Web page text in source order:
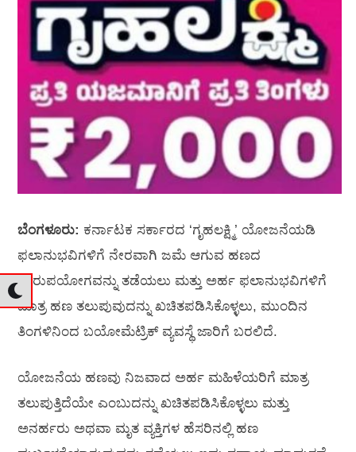
ಬೆಂಗಳೂರು: ಕರ್ನಾಟಕ ಸರ್ಕಾರದ ‘ಗೃಹಲಕ್ಷ್ಮಿ’ ಯೋಜನೆಯಡಿ
ಫಲಾನುಭವಿಗಳಿಗೆ ನೇರವಾಗಿ ಜಮೆ ಆಗುವ ಹಣದ
ದುರುಪಯೋಗವನ್ನು ತಡೆಯಲು ಮತ್ತು ಅರ್ಹ ಫಲಾನುಭವಿಗಳಿಗೆ
ಮಾತ್ರ ಹಣ ತಲುಪುವುದನ್ನು ಖಚಿತಪಡಿಸಿಕೊಳ್ಳಲು, ಮುಂದಿನ
ತಿಂಗಳಿನಿಂದ ಬಯೋಮೆಟ್ರಿಕ್ ವ್ಯವಸ್ಥೆ ಜಾರಿಗೆ ಬರಲಿದೆ.
ಯೋಜನೆಯ ಹಣವು ನಿಜವಾದ ಅರ್ಹ ಮಹಿಳೆಯರಿಗೆ ಮಾತ್ರ
ತಲುಪುತ್ತಿದೆಯೇ ಎಂಬುದನ್ನು ಖಚಿತಪಡಿಸಿಕೊಳ್ಳಲು ಮತ್ತು
ಅನರ್ಹರು ಅಥವಾ ಮೃತ ವ್ಯಕ್ತಿಗಳ ಹೆಸರಿನಲ್ಲಿ ಹಣ